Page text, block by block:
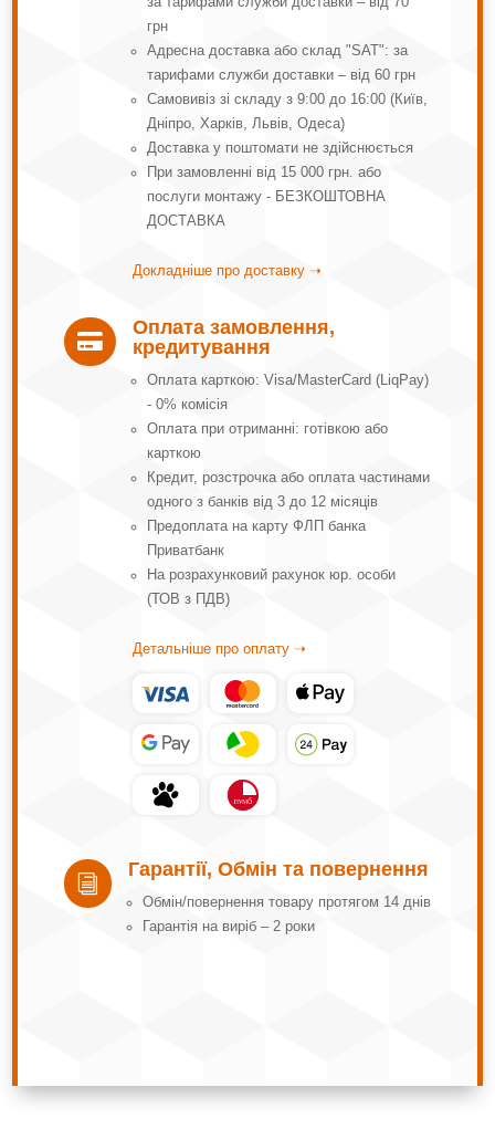
грн
Адресна доставка або склад "SAT": за
тарифами служби доставки – від 60 грн
Самовивіз зі складу з 9:00 до 16:00 (Київ,
Дніпро, Харків, Львів, Одеса)
Доставка у поштомати не здійснюється
При замовленні від 15 000 грн. або
послуги монтажу - БЕЗКОШТОВНА
ДОСТАВКА
Докладніше про доставку ➝

Оплата замовлення,
кредитування
Оплата карткою: Visa/MasterCard (LiqPay)
- 0% комісія
Оплата при отриманні: готівкою або
карткою
Кредит, розстрочка або оплата частинами
одного з банків від 3 до 12 місяців
Предоплата на карту ФЛП банка
Приватбанк
На розрахунковий рахунок юр. особи
(ТОВ з ПДВ)
Детальніше про оплату ➝
i
Гарантії, Обмін та повернення
Обмін/повернення товару протягом 14 днів
Гарантія на виріб – 2 роки